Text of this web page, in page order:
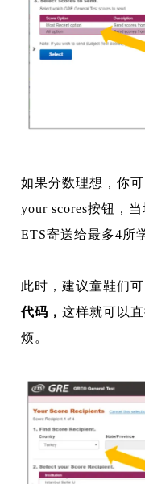
如果分数理想，你
your scores按钮，
ETS寄送给最多4所
此时，建议童鞋们
代码， 这样就可以
烦。